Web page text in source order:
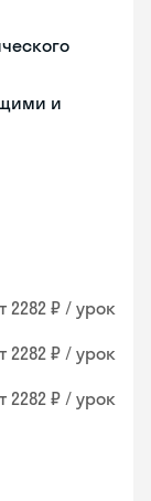
и
2282 ₽ / урок
2282 ₽ / урок
2282 ₽ / урок